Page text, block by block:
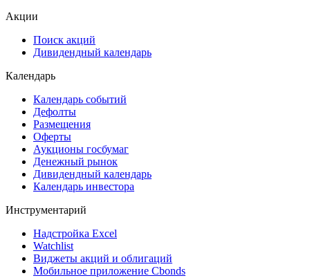
Акции
Поиск акций
Дивидендный календарь
Календарь
Календарь событий
Дефолты
Размещения
Оферты
Аукционы госбумаг
Денежный рынок
Дивидендный календарь
Календарь инвестора
Инструментарий
Надстройка Excel
Watchlist
Виджеты акций и облигаций
Мобильное приложение Cbonds